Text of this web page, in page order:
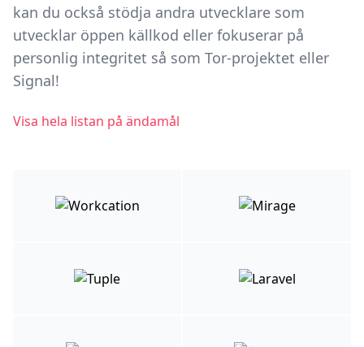
kan du också stödja andra utvecklare som
utvecklar öppen källkod eller fokuserar på
personlig integritet så som Tor-projektet eller
Signal!
Visa hela listan på ändamål